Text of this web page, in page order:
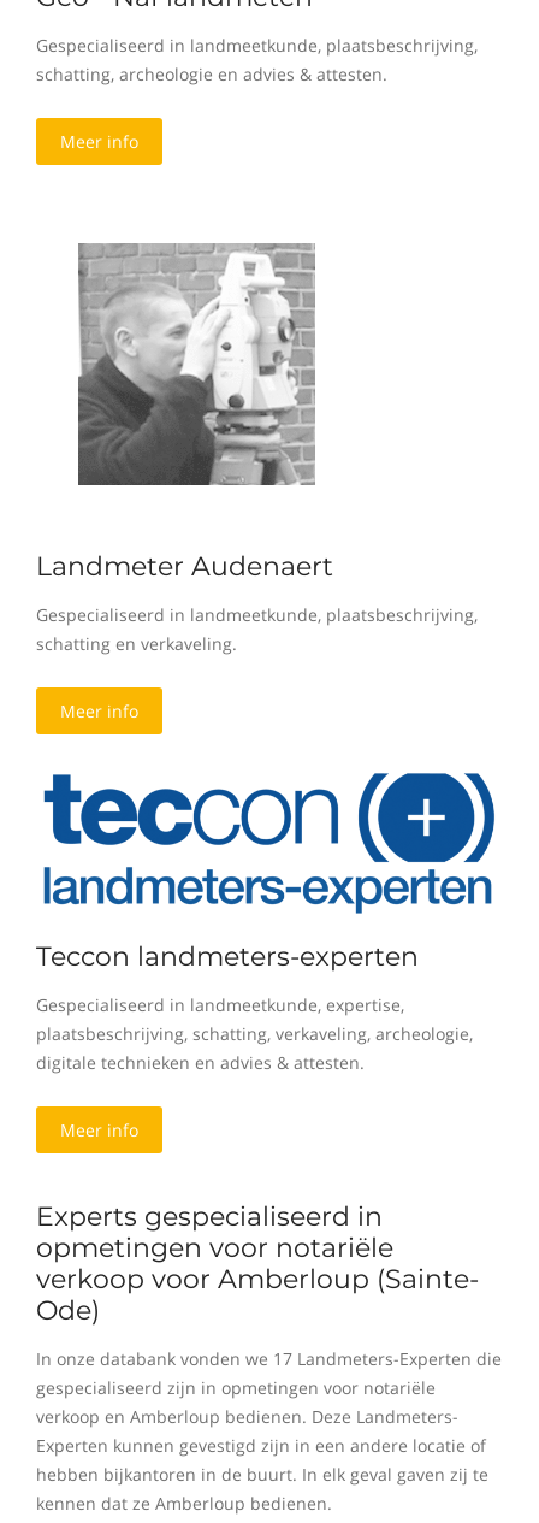
Gespecialiseerd in landmeetkunde, plaatsbeschrijving,
schatting, archeologie en advies & attesten.
Meer info
Landmeter Audenaert
Gespecialiseerd in landmeetkunde, plaatsbeschrijving,
schatting en verkaveling.
Meer info
Teccon landmeters-experten
Gespecialiseerd in landmeetkunde, expertise,
plaatsbeschrijving, schatting, verkaveling, archeologie,
digitale technieken en advies & attesten.
Meer info
Experts gespecialiseerd in
opmetingen voor notariële
verkoop voor Amberloup (Sainte-
Ode)
In onze databank vonden we 17 Landmeters-Experten die
gespecialiseerd zijn in opmetingen voor notariële
verkoop en Amberloup bedienen. Deze Landmeters-
Experten kunnen gevestigd zijn in een andere locatie of
hebben bijkantoren in de buurt. In elk geval gaven zij te
kennen dat ze Amberloup bedienen.